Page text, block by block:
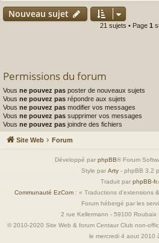
Nouveau sujet
21 sujets • Page 1
Permissions du forum
Vous ne pouvez pas poster de nouveaux sujets
Vous ne pouvez pas répondre aux sujets
Vous ne pouvez pas modifier vos messages
Vous ne pouvez pas supprimer vos messages
Vous ne pouvez pas joindre des fichiers
Site Web Forum
Développé par phpBB® Forum
Style par Arty - phpBB 3.2
Traduit par phpBB-
Communauté EzCom : « Traductions d'extensions
Forum hébergé par les
2 rue Kellermann - 59100 Roubaix
© 2010-2020 Site Web & forum Centaur Club non-
le mercredi 4 aout 2010